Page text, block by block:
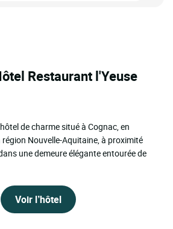
Restaurant l'Yeuse
de charme situé à Cognac, en
Nouvelle-Aquitaine, à proximité
une demeure élégante entourée de
Voir l’hôtel